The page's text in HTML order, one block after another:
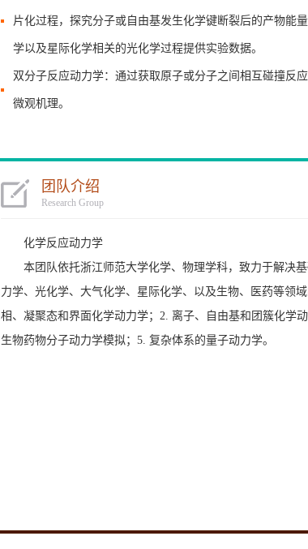
片化过程，探究分子或自由基发生化学键断裂后的产物能
学以及星际化学相关的光化学过程提供实验数据。
双分子反应动力学：通过获取原子或分子之间相互碰撞反
微观机理。
团队介绍
Research Group
化学反应动力学
本团队依托浙江师范大学化学、物理学科，致力于解决
力学、光化学、大气化学、星际化学、以及生物、医药等领
相、凝聚态和界面化学动力学；2. 离子、自由基和团簇化学
生物药物分子动力学模拟；5. 复杂体系的量子动力学。